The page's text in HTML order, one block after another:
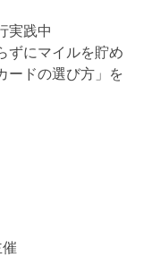
実践中
ずにマイルを貯め
ードの選び方」を